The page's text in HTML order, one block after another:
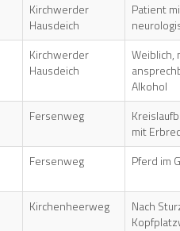
Kirchwerder
Hausdeich
Patient
Kirchwerder
Hausdeich
Weiblich,
Alkohol
Fersenweg
mit
Fersenweg Pferd im
Kirchenheerweg
Nach